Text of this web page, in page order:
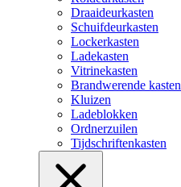
Draaideurkasten
Schuifdeurkasten
Lockerkasten
Ladekasten
Vitrinekasten
Brandwerende kasten
Kluizen
Ladeblokken
Ordnerzuilen
Tijdschriftenkasten